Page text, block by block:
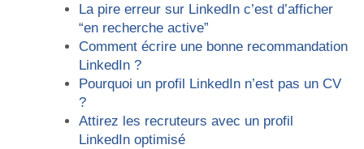
La pire erreur sur LinkedIn c’est d’afficher
“en recherche active”
Comment écrire une bonne recommandation
LinkedIn ?
Pourquoi un profil LinkedIn n’est pas un CV
?
Attirez les recruteurs avec un profil
LinkedIn optimisé